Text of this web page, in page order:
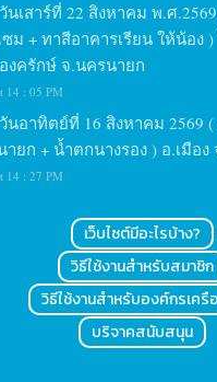
นเสาร์ที่ 22 สิงหาคม พ.ศ
ม + ทาสีอาคารเรียน ให้น้อง )
งครักษ์ จ.นครนายก
14 : 05 PM
นอาทิตย์ที่ 16 สิงหาคม 2569
ยก + น้ำตกนางรอง ) อ.เมือง
14 : 27 PM
เว็บไซต์มีอะไรบ้าง?
วิธีใช้งานสำหรับสมาชิก
วิธีใช้งานสำหรับองค์กรเครื
บริจาคสนับสนุน